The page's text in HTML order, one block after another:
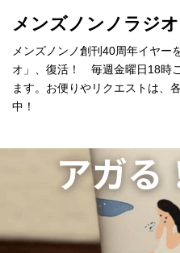
メンズノンノラジオ
メンズノンノ創刊40周年イヤー
オ」、復活！ 毎週金曜日18時
ます。お便りやリクエストは、
中！